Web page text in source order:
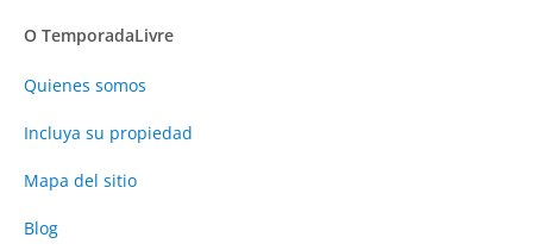
O TemporadaLivre
Quienes somos
Incluya su propiedad
Mapa del sitio
Blog